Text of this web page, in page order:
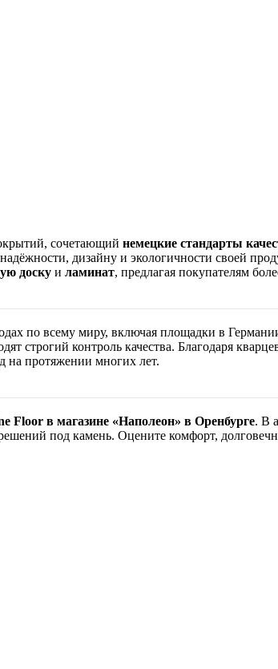
сочетающий немецкие стандарты
дизайну и экологичности своей
доску и ламинат, предлагая покупателям
по всему миру, включая площадки в
строгий контроль качества. Благодаря
на протяжении многих лет.
Floor в магазине «Наполеон» в Оренбурге. В
под камень. Оцените комфорт,